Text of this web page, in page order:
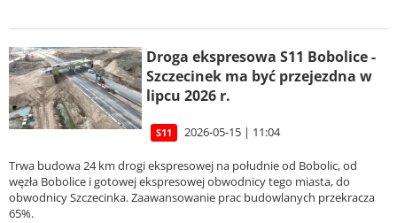
Droga ekspresowa S11 Bobolice -
Szczecinek ma być przejezdna w
lipcu 2026 r.
S11 2026-05-15 | 11:04
Trwa budowa 24 km drogi ekspresowej na południe od Bobolic, od
węzła Bobolice i gotowej ekspresowej obwodnicy tego miasta, do
obwodnicy Szczecinka. Zaawansowanie prac budowlanych przekracza
65%.